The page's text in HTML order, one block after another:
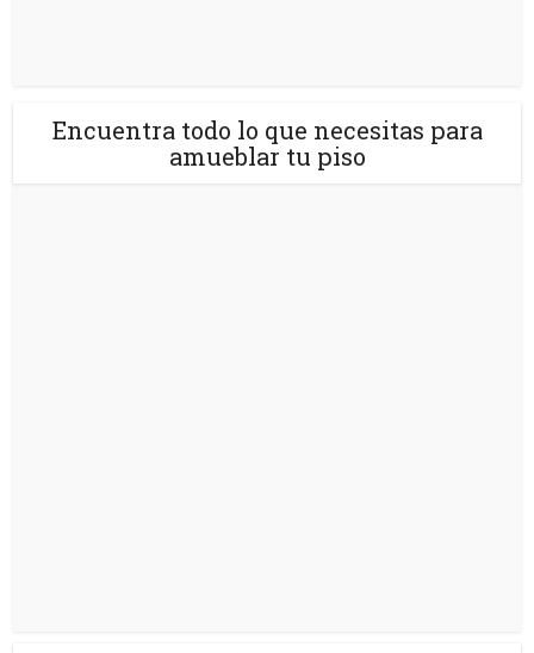
Encuentra todo lo que necesitas para
amueblar tu piso